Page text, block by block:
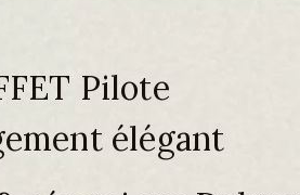
Pilote
élégant